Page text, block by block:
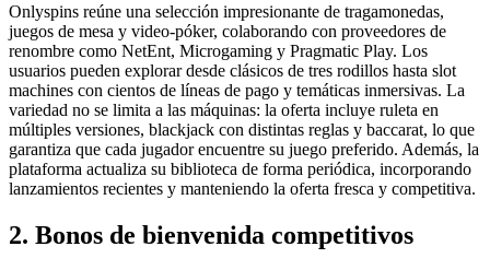
Onlyspins reúne una selección impresionante de tragamonedas,
juegos de mesa y video‑póker, colaborando con proveedores de
renombre como NetEnt, Microgaming y Pragmatic Play. Los
usuarios pueden explorar desde clásicos de tres rodillos hasta slot
machines con cientos de líneas de pago y temáticas inmersivas. La
variedad no se limita a las máquinas: la oferta incluye ruleta en
múltiples versiones, blackjack con distintas reglas y baccarat, lo que
garantiza que cada jugador encuentre su juego preferido. Además, la
plataforma actualiza su biblioteca de forma periódica, incorporando
lanzamientos recientes y manteniendo la oferta fresca y competitiva.
2. Bonos de bienvenida competitivos